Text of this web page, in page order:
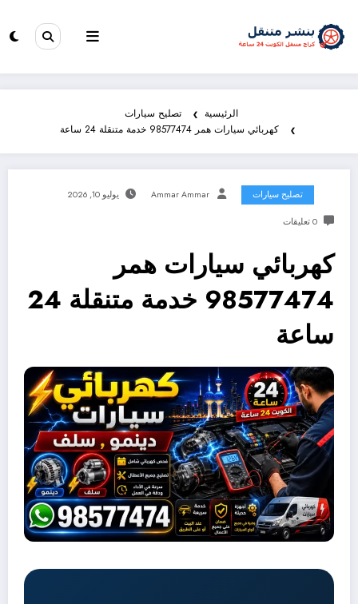
الرئيسية
تصليح سيارات
كهربائي سيارات همر 98577474 خدمة متنقلة 24 ساعة
تصليح سيارات Ammar Ammar يوليو 10, 2026
0 تعليقات
كهربائي سيارات همر
98577474 خدمة متنقلة 24
ساعة